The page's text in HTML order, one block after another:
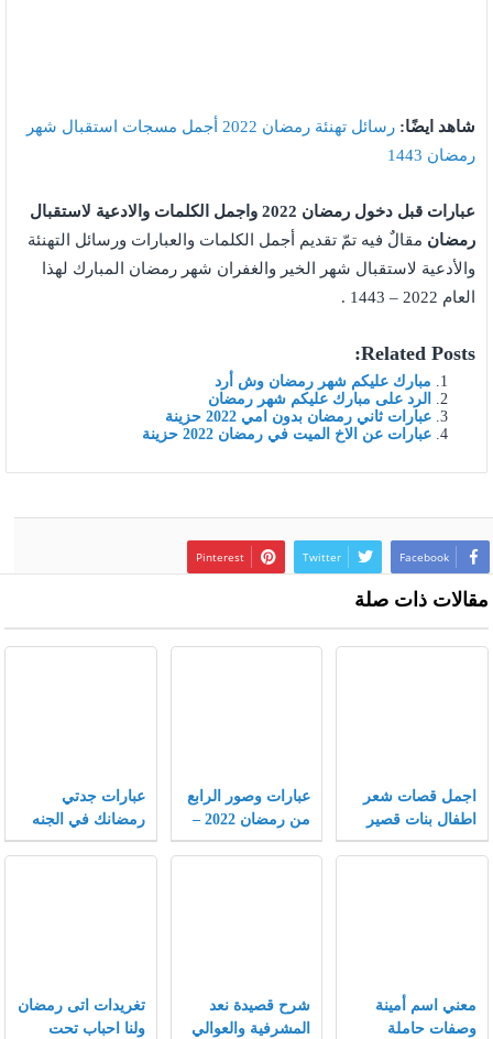
شاهد ايضًا:
رسائل تهنئة رمضان 2022 أجمل مسجات استقبال شهر
رمضان 1443
عبارات قبل دخول رمضان 2022 واجمل الكلمات والادعية لاستقبال
رمضان مقالٌ فيه تمّ تقديم أجمل الكلمات والعبارات ورسائل التهنئة
والأدعية لاستقبال شهر الخير والغفران شهر رمضان المبارك لهذا
العام 2022 – 1443 .
Related Posts:
مبارك عليكم شهر رمضان وش أرد
الرد على مبارك عليكم شهر رمضان
عبارات ثاني رمضان بدون امي 2022 حزينة
عبارات عن الاخ الميت في رمضان 2022 حزينة
Facebook
Twitter
Pinterest
مقالات ذات صلة
اجمل قصات شعر
اطفال بنات قصير
جدا 2022 جديدة
عبارات وصور الرابع
من رمضان 2022 –
موقع محتويات
عبارات جدتي
رمضانك في الجنه
اجمل حزينة ومؤثرة
معني اسم أمينة
وصفات حاملة
شرح قصيدة نعد
المشرفية والعوالي
تغريدات اتى رمضان
ولنا احباب تحت